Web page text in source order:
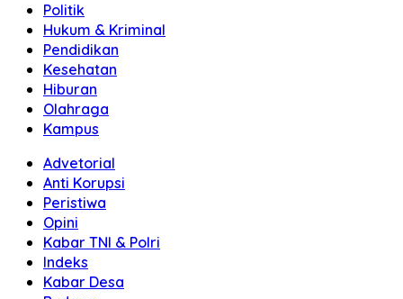
Politik
Hukum & Kriminal
Pendidikan
Kesehatan
Hiburan
Olahraga
Kampus
Advetorial
Anti Korupsi
Peristiwa
Opini
Kabar TNI & Polri
Indeks
Kabar Desa